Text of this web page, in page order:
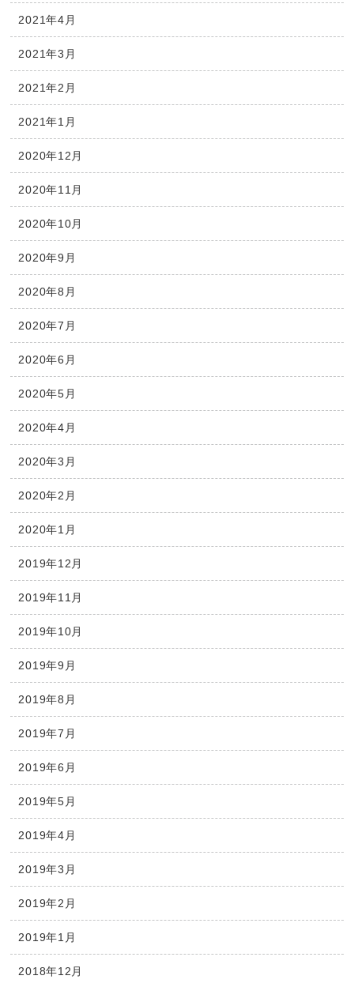
2021年4月
2021年3月
2021年2月
2021年1月
2020年12月
2020年11月
2020年10月
2020年9月
2020年8月
2020年7月
2020年6月
2020年5月
2020年4月
2020年3月
2020年2月
2020年1月
2019年12月
2019年11月
2019年10月
2019年9月
2019年8月
2019年7月
2019年6月
2019年5月
2019年4月
2019年3月
2019年2月
2019年1月
2018年12月